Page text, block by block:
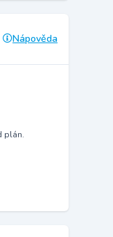
Nápověda
plán.